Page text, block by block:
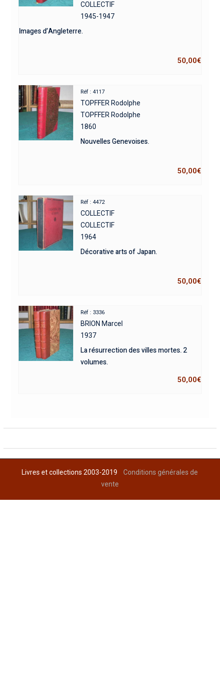
COLLECTIF
1945-1947
Images d’Angleterre.
50,00€
Réf : 4117
TOPFFER Rodolphe
TOPFFER Rodolphe
1860
Nouvelles Genevoises.
50,00€
Réf : 4472
COLLECTIF
COLLECTIF
1964
Décorative arts of Japan.
50,00€
Réf : 3336
BRION Marcel
1937
La résurrection des villes mortes. 2
volumes.
50,00€
Livres et collections 2003-2019Conditions générales de
vente